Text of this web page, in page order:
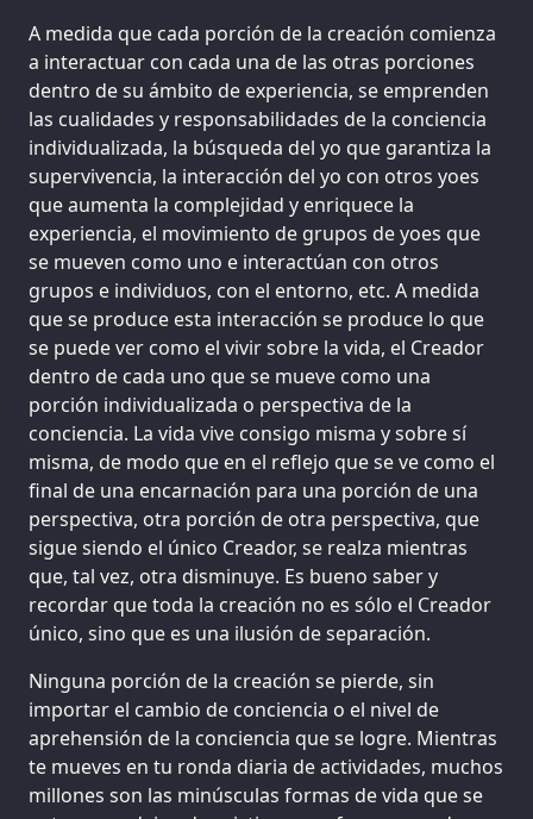
A medida que cada porción de la creación comienza
a interactuar con cada una de las otras porciones
dentro de su ámbito de experiencia, se emprenden
las cualidades y responsabilidades de la conciencia
individualizada, la búsqueda del yo que garantiza la
supervivencia, la interacción del yo con otros yoes
que aumenta la complejidad y enriquece la
experiencia, el movimiento de grupos de yoes que
se mueven como uno e interactúan con otros
grupos e individuos, con el entorno, etc. A medida
que se produce esta interacción se produce lo que
se puede ver como el vivir sobre la vida, el Creador
dentro de cada uno que se mueve como una
porción individualizada o perspectiva de la
conciencia. La vida vive consigo misma y sobre sí
misma, de modo que en el reflejo que se ve como el
final de una encarnación para una porción de una
perspectiva, otra porción de otra perspectiva, que
sigue siendo el único Creador, se realza mientras
que, tal vez, otra disminuye. Es bueno saber y
recordar que toda la creación no es sólo el Creador
único, sino que es una ilusión de separación.
Ninguna porción de la creación se pierde, sin
importar el cambio de conciencia o el nivel de
aprehensión de la conciencia que se logre. Mientras
te mueves en tu ronda diaria de actividades, muchos
millones son las minúsculas formas de vida que se